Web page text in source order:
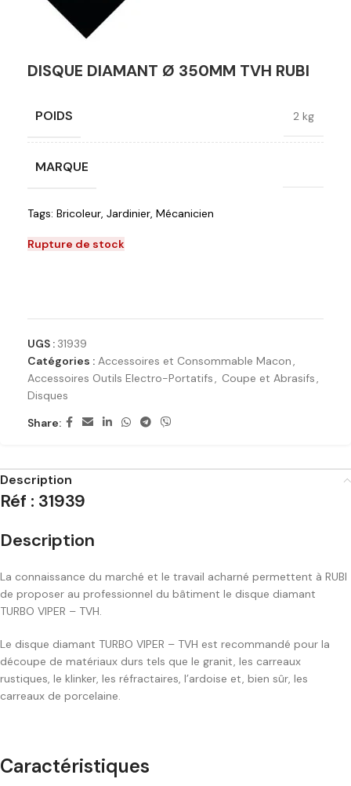
DISQUE DIAMANT Ø 350MM TVH RUBI
POIDS 2 kg
MARQUE
Tags: Bricoleur, Jardinier, Mécanicien
Rupture de stock
UGS : 31939
Catégories : Accessoires et Consommable Macon,
Accessoires Outils Electro-Portatifs, Coupe et Abrasifs,
Disques
Share:
Description
Réf : 31939
Description
La connaissance du marché et le travail acharné permettent à RUBI
de proposer au professionnel du bâtiment le disque diamant
TURBO VIPER – TVH.
Le disque diamant TURBO VIPER – TVH est recommandé pour la
découpe de matériaux durs tels que le granit, les carreaux
rustiques, le klinker, les réfractaires, l’ardoise et, bien sûr, les
carreaux de porcelaine.
Caractéristiques